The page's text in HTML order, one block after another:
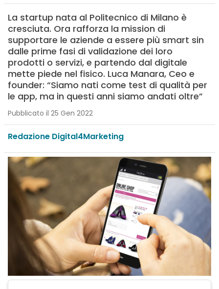
La startup nata al Politecnico di Milano è
cresciuta. Ora rafforza la mission di
supportare le aziende a essere più smart sin
dalle prime fasi di validazione dei loro
prodotti o servizi, e partendo dal digitale
mette piede nel fisico. Luca Manara, Ceo e
founder: “Siamo nati come test di qualità per
le app, ma in questi anni siamo andati oltre”
Pubblicato il 25 Gen 2022
Redazione Digital4Marketing